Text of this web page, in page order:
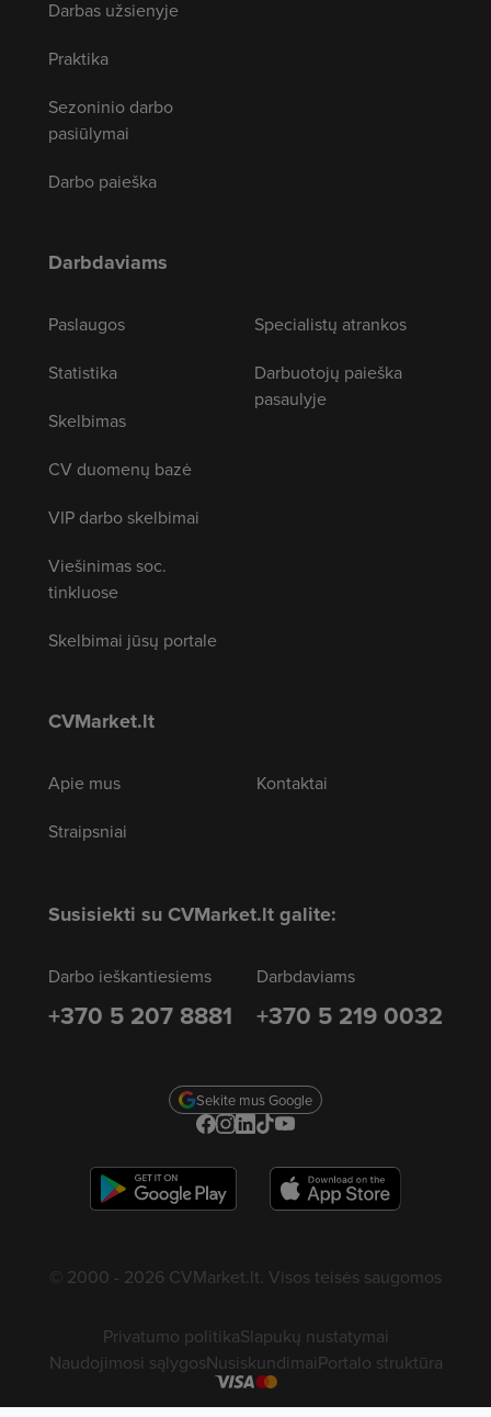
Darbas užsienyje
Praktika
Sezoninio darbo
pasiūlymai
Darbo paieška
Darbdaviams
Paslaugos
Statistika
Skelbimas
CV duomenų bazė
VIP darbo skelbimai
Viešinimas soc.
tinkluose
Skelbimai jūsų portale
Specialistų atrankos
Darbuotojų paieška
pasaulyje
CVMarket.lt
Apie mus
Straipsniai
Kontaktai
Susisiekti su CVMarket.lt galite:
Darbo ieškantiesiems
+370 5 207 8881
Darbdaviams
+370 5 219 0032
Sekite mus Google
© 2000 - 2026 CVMarket.lt. Visos teisės saugomos
Privatumo politikaSlapukų nustatymai
Naudojimosi sąlygosNusiskundimaiPortalo struktūra